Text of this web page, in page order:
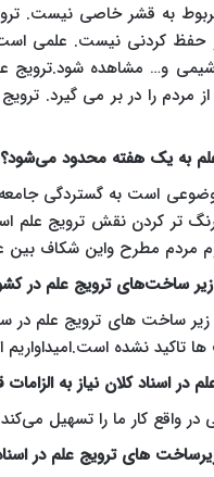
به قشر خاصی نیست.
حفظ کردنی نیست. علمی است
و… مشاهده شود.ترویج
را در بر می گیرد. ترویج
به یک هفته محدود می‌شود؟
است به گستردگی جامعه
تر کردن نقش ترویج علم
مردم مطرح واین شکاف بین
ساخت‌های ترویج علم در
ساخت های ترویج علم در
تاکید نشده
اسناد کلان نیاز به الزامات
در واقع کار ما را تسهیل
های ترویج علم در